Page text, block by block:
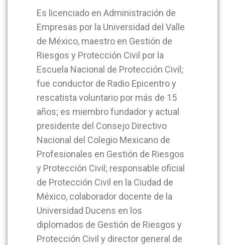
Es licenciado en Administración de
Empresas por la Universidad del Valle
de México, maestro en Gestión de
Riesgos y Protección Civil por la
Escuela Nacional de Protección Civil;
fue conductor de Radio Epicentro y
rescatista voluntario por más de 15
años; es miembro fundador y actual
presidente del Consejo Directivo
Nacional del Colegio Mexicano de
Profesionales en Gestión de Riesgos
y Protección Civil; responsable oficial
de Protección Civil en la Ciudad de
México, colaborador docente de la
Universidad Ducens en los
diplomados de Gestión de Riesgos y
Protección Civil y director general de